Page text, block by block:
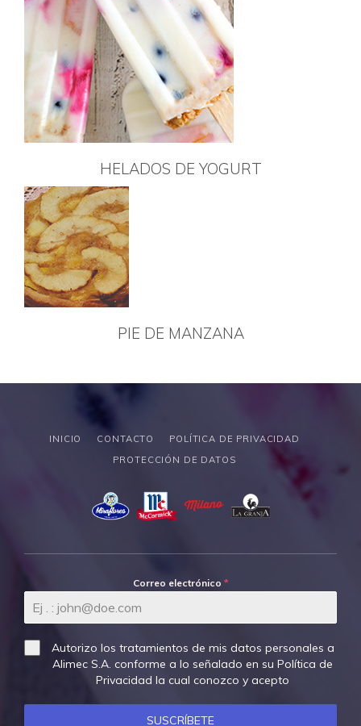
HELADOS DE YOGURT
PIE DE MANZANA
INICIO CONTACTO
POLÍTICA DE PRIVACIDAD
PROTECCIÓN DE DATOS
Correo electrónico *
Autorizo los tratamientos de mis datos personales a
Alimec S.A. conforme a lo señalado en su Política de
Privacidad la cual conozco y acepto
SUSCRÍBETE